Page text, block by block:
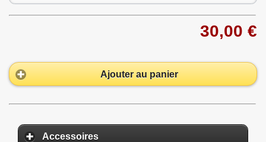
30,00 €
Ajouter au panier
Accessoires